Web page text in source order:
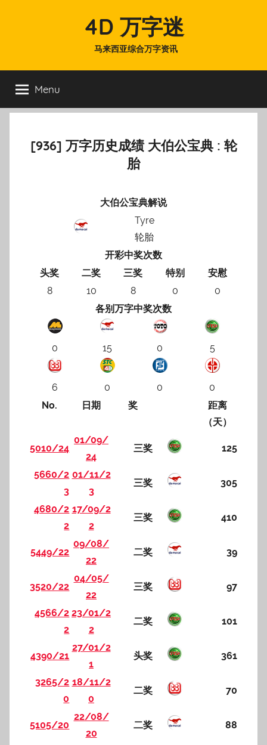
4D 万字迷
马来西亚综合万字资讯
Menu
[936] 万字历史成绩 大伯公宝典 : 轮
胎
大伯公宝典解说
Tyre
轮胎
开彩中奖次数
头奖
二奖 三奖 特别
安慰
8
10 8 0
0
各别万字中奖次数
0 15 0 5
6 0 0
0
No.
日期 奖
距离
（天）
5010/24
01/09/
24
三奖 125
5660/2
3
01/11/2
3
三奖 305
4680/2
2
17/09/2
2
三奖 410
5449/22
09/08/
22
二奖 39
3520/22
04/05/
22
三奖 97
4566/2
2
23/01/2
2
二奖 101
4390/21
27/01/2
1
头奖 361
3265/2
0
18/11/2
0
二奖 70
5105/20
22/08/
20
二奖 88